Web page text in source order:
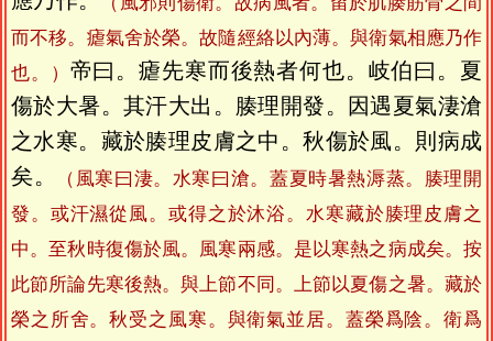
而不移。瘧氣舍於榮。故隨經絡以內薄。與衛氣相應乃作
也。） 帝曰。瘧先寒而後熱者何也。岐伯曰。夏
傷於大暑。其汗大出。腠理開發。因遇夏氣淒滄
之水寒。藏於腠理皮膚之中。秋傷於風。則病成
矣。
（風寒曰淒。水寒曰滄。蓋夏時暑熱溽蒸。腠理開
發。或汗濕從風。或得之於沐浴。水寒藏於腠理皮膚之
中。至秋時復傷於風。風寒兩感。是以寒熱之病成矣。按
此節所論先寒後熱。與上節不同。上節以夏傷之暑。藏於
榮之所舍。秋受之風寒。與衛氣並居。蓋榮爲陰。衛爲